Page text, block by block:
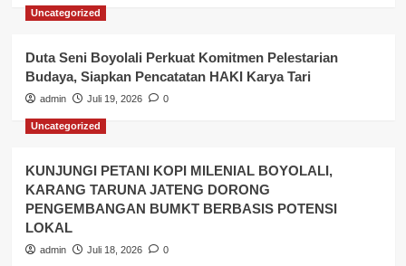
Uncategorized
Duta Seni Boyolali Perkuat Komitmen Pelestarian
Budaya, Siapkan Pencatatan HAKI Karya Tari
admin Juli 19, 2026 0
Uncategorized
KUNJUNGI PETANI KOPI MILENIAL BOYOLALI,
KARANG TARUNA JATENG DORONG
PENGEMBANGAN BUMKT BERBASIS POTENSI
LOKAL
admin Juli 18, 2026 0